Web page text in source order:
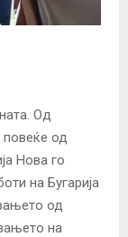
Од
повеќе од
Нова го
на Бугарија
од
на